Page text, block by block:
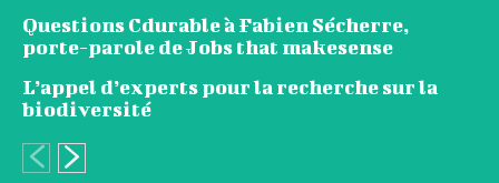
Questions Cdurable à Fabien Sécherre,
porte-parole de Jobs that makesense
L’appel d’experts pour la recherche sur la
biodiversité